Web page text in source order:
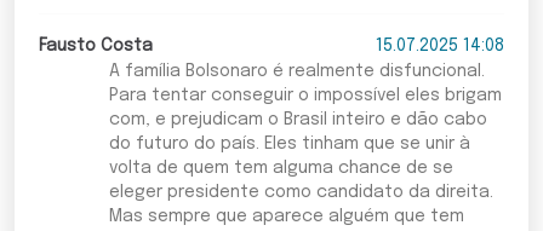
Fausto Costa
15.07.2025 14:08
A família Bolsonaro é realmente disfuncional.
Para tentar conseguir o impossível eles brigam
com, e prejudicam o Brasil inteiro e dão cabo
do futuro do país. Eles tinham que se unir à
volta de quem tem alguma chance de se
eleger presidente como candidato da direita.
Mas sempre que aparece alguém que tem